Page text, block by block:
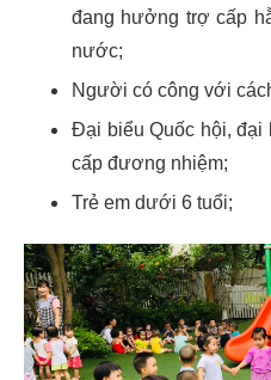
đang hưởng trợ cấp
nước;
Người có công với
Đại biểu Quốc hội, đại
cấp đương nhiệm;
Trẻ em dưới 6 tuổi;